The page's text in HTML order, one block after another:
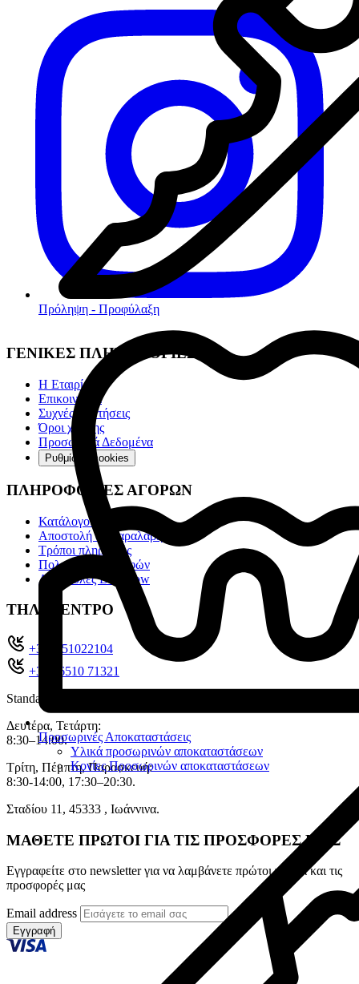
Πρόληψη - Προφύλαξη
Προσωρινές Αποκαταστάσεις
Υλικά προσωρινών αποκαταστάσεων
Κονίες Προσωρινών αποκαταστάσεων
ΓΕΝΙΚΕΣ ΠΛΗΡΟΦΟΡΙΕΣ
Η Εταιρία
Επικοινωνία
Συχνές ερωτήσεις
Όροι χρήσης
Προσωπικά Δεδομένα
Ρυθμίσεις cookies
ΠΛΗΡΟΦΟΡΙΕΣ ΑΓΟΡΩΝ
Κατάλογοι
Αποστολή & Παραλαβή
Τρόποι πληρωμής
Πολιτική επιστροφών
Αποστολές Box Now
ΤΗΛ. ΚΕΝΤΡΟ
+302651022104
+30 26510 71321
Standard charges apply
Δευτέρα, Τετάρτη:
8:30–14:00.
Τρίτη, Πέμπτη, Παρασκευή:
8:30-14:00, 17:30–20:30.
Σταδίου 11, 45333 , Ιωάννινα.
ΜΑΘΕΤΕ ΠΡΩΤΟΙ ΓΙΑ ΤΙΣ ΠΡΟΣΦΟΡΕΣ ΜΑΣ
Εγγραφείτε στο newsletter για να λαμβάνετε πρώτοι τα νέα και τις
προσφορές μας
Email address
Εγγραφή